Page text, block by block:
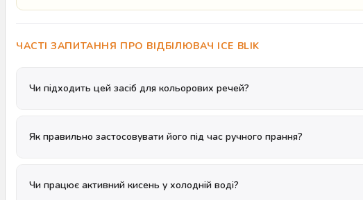
ЧАСТІ ЗАПИТАННЯ ПРО ВІДБІЛЮВАЧ ICE BLIK
Чи підходить цей засіб для кольорових речей?
Як правильно застосовувати його під час ручного прання?
Чи працює активний кисень у холодній воді?